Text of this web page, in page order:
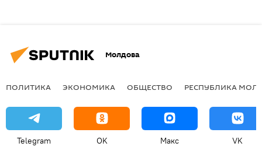
Молдова
ПОЛИТИКА ЭКОНОМИКА ОБЩЕСТВО РЕСПУБЛИКА
Telegram OK Макс VK